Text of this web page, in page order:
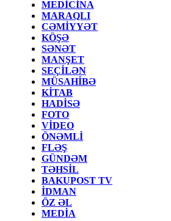
MEDİCİNA
MARAQLI
CƏMİYYƏT
KÖŞƏ
SƏNƏT
MANŞET
SEÇİLƏN
MÜSAHİBƏ
KİTAB
HADİSƏ
FOTO
VİDEO
ÖNƏMLİ
FLƏŞ
GÜNDƏM
TƏHSİL
BAKUPOST TV
İDMAN
ÖZ ƏL
MEDİA